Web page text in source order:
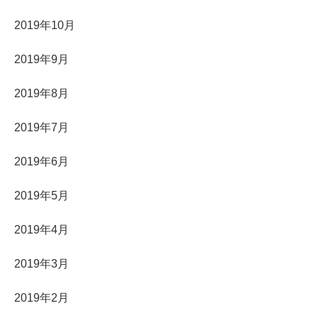
2019年10月
2019年9月
2019年8月
2019年7月
2019年6月
2019年5月
2019年4月
2019年3月
2019年2月